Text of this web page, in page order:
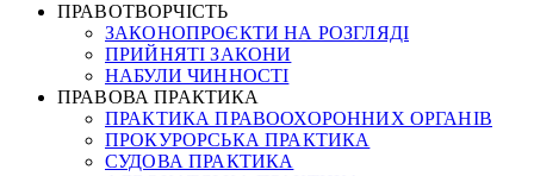
ПРАВОТВОРЧІСТЬ
ЗАКОНОПРОЄКТИ НА РОЗГЛЯДІ
ПРИЙНЯТІ ЗАКОНИ
НАБУЛИ ЧИННОСТІ
ПРАВОВА ПРАКТИКА
ПРАКТИКА ПРАВООХОРОННИХ ОРГАНІВ
ПРОКУРОРСЬКА ПРАКТИКА
СУДОВА ПРАКТИКА